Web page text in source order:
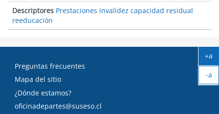
Descriptores Prestaciones invalidez capacidad residual
reeducación
Preguntas frecuentes
Mapa del sitio
¿Dónde estamos?
oficinadepartes@suseso.cl
+a
-a